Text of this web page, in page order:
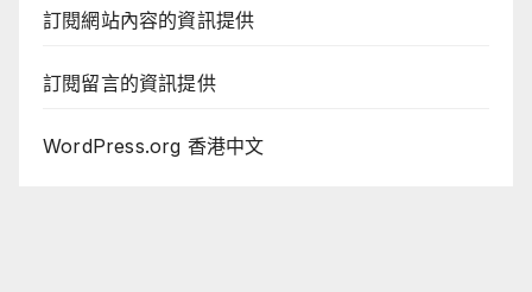
訂閱網站內容的資訊提供
訂閱留言的資訊提供
WordPress.org 香港中文